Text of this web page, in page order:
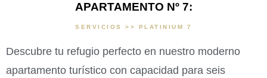
APARTAMENTO Nº 7:
SERVICIOS >> PLATINIUM 7
Descubre tu refugio perfecto en nuestro moderno
apartamento turístico con capacidad para seis